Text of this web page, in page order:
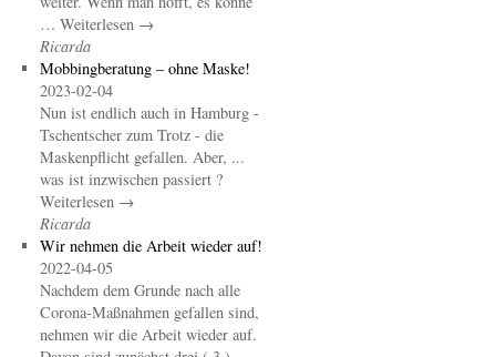
… Weiterlesen →
Ricarda
Mobbingberatung – ohne Maske!
2023-02-04
Nun ist endlich auch in Hamburg -
Tschentscher zum Trotz - die
Maskenpflicht gefallen. Aber, ...
was ist inzwischen passiert ?
Weiterlesen →
Ricarda
Wir nehmen die Arbeit wieder auf!
2022-04-05
Nachdem dem Grunde nach alle
Corona-Maßnahmen gefallen sind,
nehmen wir die Arbeit wieder auf.